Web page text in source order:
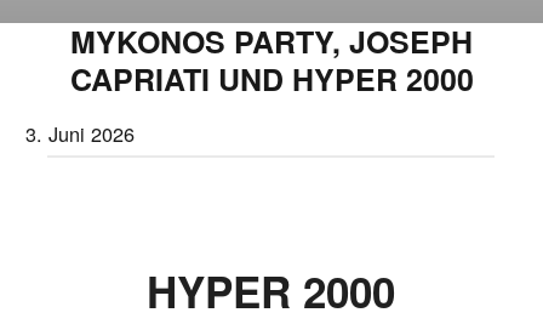
MYKONOS PARTY, JOSEPH
CAPRIATI UND HYPER 2000
3. Juni 2026
HYPER 2000